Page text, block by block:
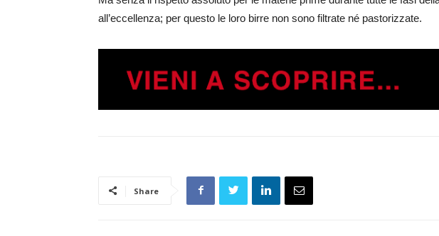
all’eccellenza; per questo le loro birre non sono filtrate né pastorizzate.
Share